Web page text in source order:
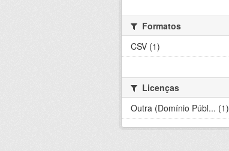
Formatos
CSV (1)
Licenças
Outra (Domínio Públ... (1)